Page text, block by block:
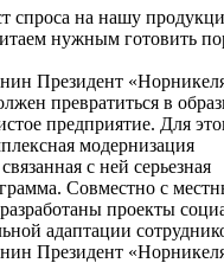
спроса на нашу
нужным готовить
Президент
превратиться в
предприятие. Для
модернизация
с ней серьезная
Совместно с
проекты
адаптации
Президент